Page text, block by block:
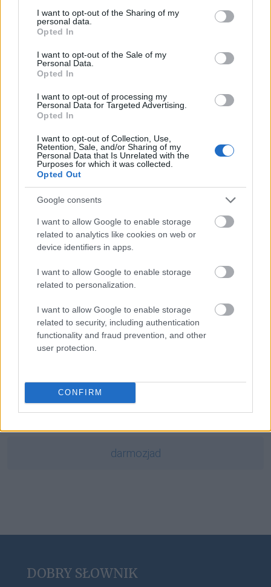
not limited to your visit or usage behaviour. You may click to
grant or deny consent to Google and its third-party tags to
use your data for below specified purposes in below Google
consent section.
I want to opt-out of the Sharing of my
personal data.
Opted In
I want to opt-out of the Sale of my
Personal Data.
Opted In
I want to opt-out of processing my
Personal Data for Targeted Advertising.
Opted In
I want to opt-out of Collection, Use,
Retention, Sale, and/or Sharing of my
Personal Data that Is Unrelated with the
Purposes for which it was collected.
Opted Out
Google consents
I want to allow Google to enable storage
related to analytics like cookies on web or
device identifiers in apps.
I want to allow Google to enable storage
related to personalization.
I want to allow Google to enable storage
related to security, including authentication
functionality and fraud prevention, and other
user protection.
CONFIRM
Ciekawostki
potańcówka— Tańczący z ortografią
— Niezwykłe określenia na bąka
Mogą Cię zainteresować również hasła
koncyliacyjny
bociankowe
lipdub
słownik
Alaska
darmozjad
DOBRY SŁOWNIK